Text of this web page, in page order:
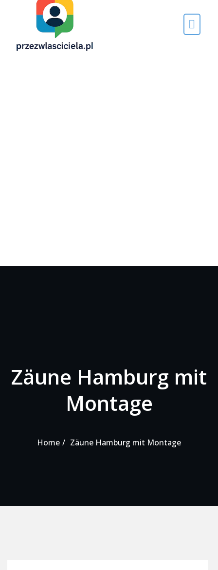
Zäune Hamburg mit
Montage
Home Zäune Hamburg mit Montage